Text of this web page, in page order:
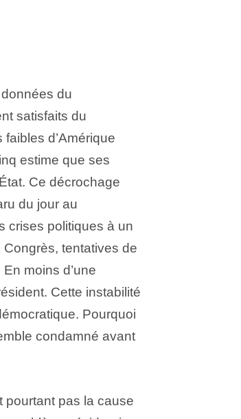
du
satisfaits du
d’Amérique
estime que ses
Ce décrochage
du jour au
crises politiques à un
tentatives de
moins d’une
Cette instabilité
Pourquoi
condamné avant
pourtant pas la cause